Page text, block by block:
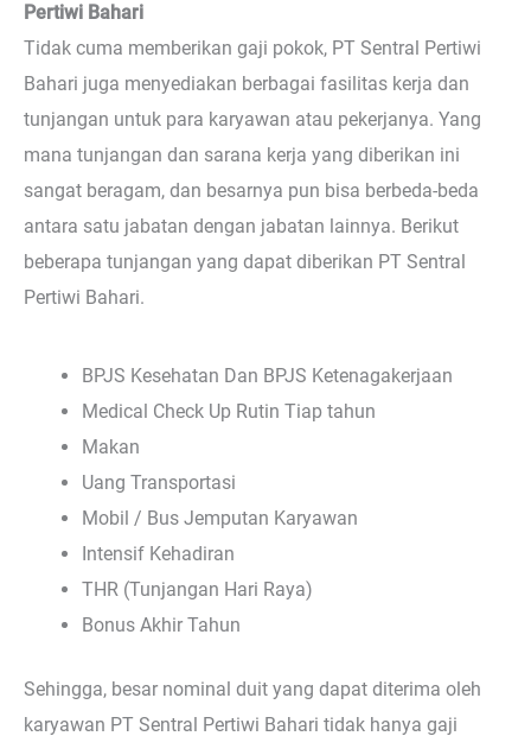
Pertiwi Bahari
Tidak cuma memberikan gaji pokok, PT Sentral Pertiwi
Bahari juga menyediakan berbagai fasilitas kerja dan
tunjangan untuk para karyawan atau pekerjanya. Yang
mana tunjangan dan sarana kerja yang diberikan ini
sangat beragam, dan besarnya pun bisa berbeda-beda
antara satu jabatan dengan jabatan lainnya. Berikut
beberapa tunjangan yang dapat diberikan PT Sentral
Pertiwi Bahari.
BPJS Kesehatan Dan BPJS Ketenagakerjaan
Medical Check Up Rutin Tiap tahun
Makan
Uang Transportasi
Mobil / Bus Jemputan Karyawan
Intensif Kehadiran
THR (Tunjangan Hari Raya)
Bonus Akhir Tahun
Sehingga, besar nominal duit yang dapat diterima oleh
karyawan PT Sentral Pertiwi Bahari tidak hanya gaji